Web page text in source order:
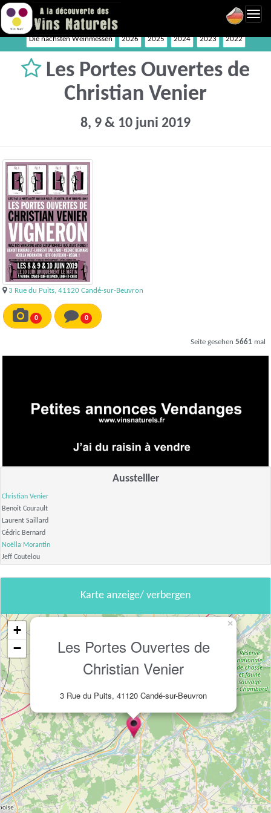
Die nächsten Weinmessen 2026 2025 2024 2023 2022
Les Portes Ouvertes de
Christian Venier
8, 9 & 10 juni 2019
3 Rue du Puits, 41120 Candé-sur-Beuvron
0 0
Seite gesehen 5661 mal
Ausstelller
Christian Venier
Benoit Courault
Laurent Saillard
Cédric Bernard
Noëlla Morantin
Jeff Coutelou
Karte anzeige/ verbergen
Les Portes Ouvertes de
Christian Venier
3 Rue du Puits, 41120 Candé-sur-Beuvron
×
+
−